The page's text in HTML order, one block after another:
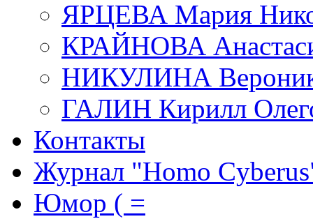
ЯРЦЕВА Мария
КРАЙНОВА
НИКУЛИНА
ГАЛИН Кирилл
Контакты
Журнал "Homo
Юмор ( =